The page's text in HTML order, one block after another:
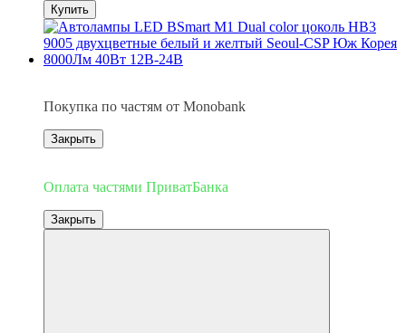
Купить
Покупка по частям от Monobank
Закрыть
Оплата частями ПриватБанка
Закрыть